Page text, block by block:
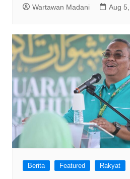
Wartawan Madani Aug
Berita Featured Rakyat